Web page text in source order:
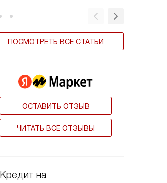
ПОСМОТРЕТЬ ВСЕ СТАТЬИ
ОСТАВИТЬ ОТЗЫВ
ЧИТАТЬ ВСЕ ОТЗЫВЫ
Кредит на